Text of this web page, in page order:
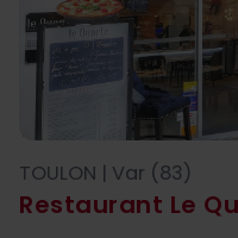
Restaurant Le
TOULON | Var (83)